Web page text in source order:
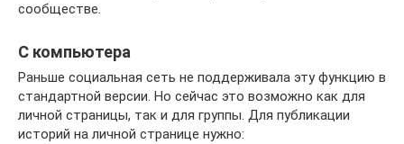
сообществе.
С компьютера
Раньше социальная сеть не поддерживала эту функцию в
стандартной версии. Но сейчас это возможно как для
личной страницы, так и для группы. Для публикации
историй на личной странице нужно: